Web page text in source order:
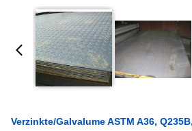
Verzinkte/Galvalume ASTM A36,